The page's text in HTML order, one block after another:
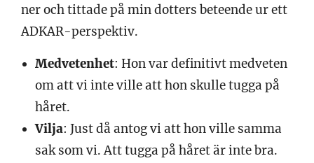
ner och tittade på min dotters beteende ur ett
ADKAR-perspektiv.
Medvetenhet: Hon var definitivt medveten
om att vi inte ville att hon skulle tugga på
håret.
Vilja: Just då antog vi att hon ville samma
sak som vi. Att tugga på håret är inte bra.